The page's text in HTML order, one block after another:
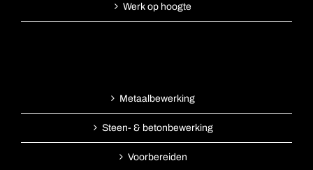
Werk op hoogte
Metaalbewerking
Steen- & betonbewerking
Voorbereiden